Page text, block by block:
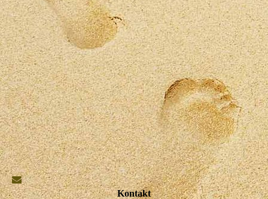
Kontakt